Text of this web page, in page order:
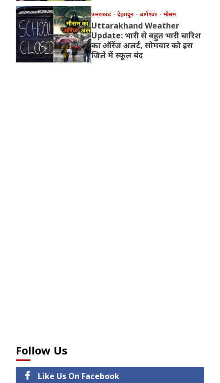
उत्तराखंड देहरादून बागेश्वर मौसम
Uttarakhand Weather
Update: भारी से बहुत भारी बारिश
का ऑरेंज अलर्ट, सोमवार को इस
जिले में स्कूल बंद
Follow Us
Like Us On Facebook